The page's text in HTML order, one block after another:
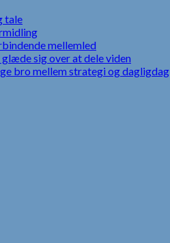
tale
mellemled
sig over at dele viden
bro mellem strategi og dagligdag